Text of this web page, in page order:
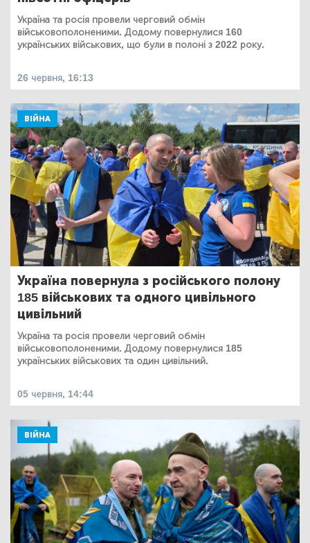
Україна та росія провели черговий обмін
військовополоненими. Додому повернулися 160
українських військових, що були в полоні з 2022 року.
26 червня, 16:13
ВІЙНА
Україна повернула з російського полону
185 військових та одного цивільного
цивільний
Україна та росія провели черговий обмін
військовополоненими. Додому повернулися 185
українських військових та один цивільний.
05 червня, 14:44
ВІЙНА